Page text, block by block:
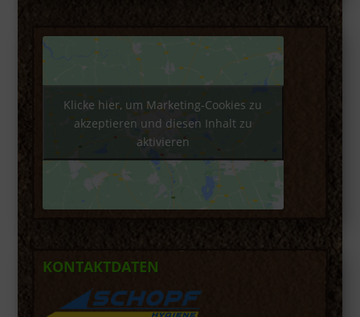
Klicke hier, um Marketing-Cookies zu
akzeptieren und diesen Inhalt zu
aktivieren
KONTAKTDATEN